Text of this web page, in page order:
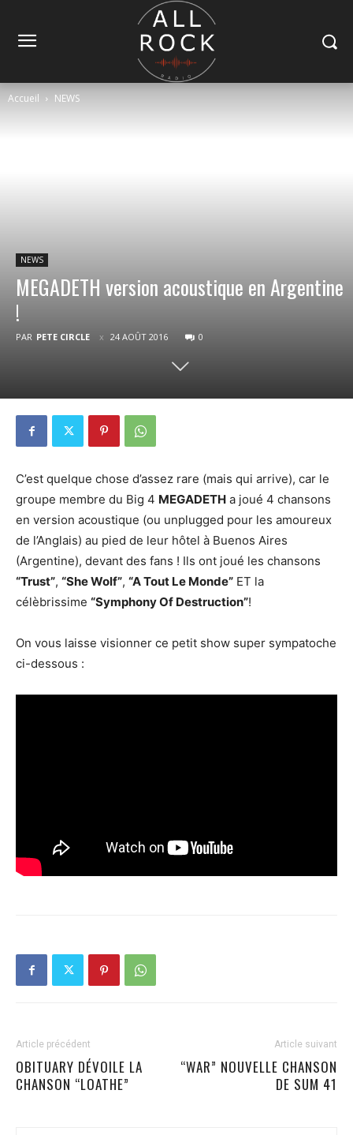
Accueil NEWS
NEWS
MEGADETH version acoustique en Argentine
!
PAR PETE CIRCLE 24 AOÛT 2016 0
C’est quelque chose d’assez rare (mais qui arrive), car le
groupe membre du Big 4 MEGADETH a joué 4 chansons
en version acoustique (ou unplugged pour les amoureux
de l’Anglais) au pied de leur hôtel à Buenos Aires
(Argentine), devant des fans ! Ils ont joué les chansons
“Trust”, “She Wolf”, “A Tout Le Monde” ET la
célèbrissime “Symphony Of Destruction”!
On vous laisse visionner ce petit show super sympatoche
ci-dessous :
Article précédent
OBITUARY DÉVOILE LA
CHANSON “LOATHE”
Article suivant
“WAR” NOUVELLE CHANSON
DE SUM 41